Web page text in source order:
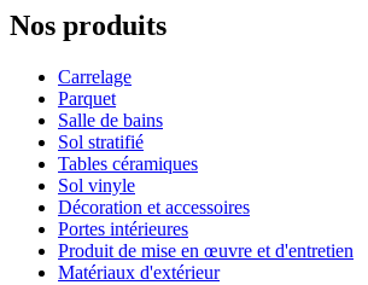
Nos produits
Carrelage
Parquet
Salle de bains
Sol stratifié
Tables céramiques
Sol vinyle
Décoration et accessoires
Portes intérieures
Produit de mise en œuvre et d'entretien
Matériaux d'extérieur